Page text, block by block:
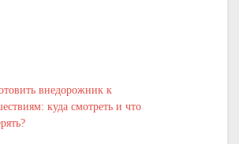
внедорожник к
куда смотреть и что